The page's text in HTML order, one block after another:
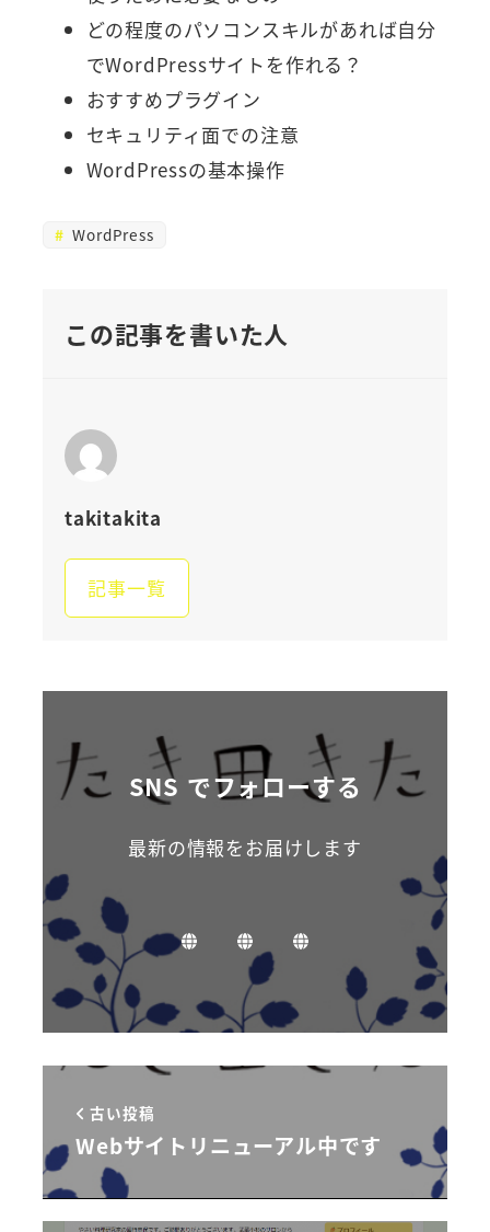
どの程度のパソコンスキルがあれば自分
でWordPressサイトを作れる？
おすすめプラグイン
セキュリティ面での注意
WordPressの基本操作
WordPress
この記事を書いた人
takitakita
記事一覧
SNS でフォローする
最新の情報をお届けします
お
ら
せ
制
作
実
績
お
い
合
せ
古い投稿
Webサイトリニューアル中です